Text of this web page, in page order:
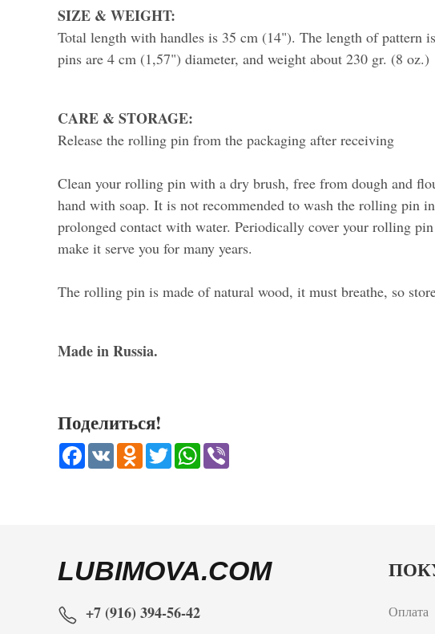
SIZE & WEIGHT:
Total length with handles is 35 cm (14"). The length of pattern
pins are 4 cm (1,57") diameter, and weight about 230 gr. (8 oz.)
CARE & STORAGE:
Release the rolling pin from the packaging after receiving
Clean your rolling pin with a dry brush, free from dough and
hand with soap. It is not recommended to wash the rolling pin
prolonged contact with water. Periodically cover your rolling
make it serve you for many years.
The rolling pin is made of natural wood, it must breathe, so
Made in Russia.
Поделиться!
Facebook
VK Odnoklassniki
TwitterWhatsApp
LUBIMOVA.COM
+7 (916) 394-56-42
Оплата